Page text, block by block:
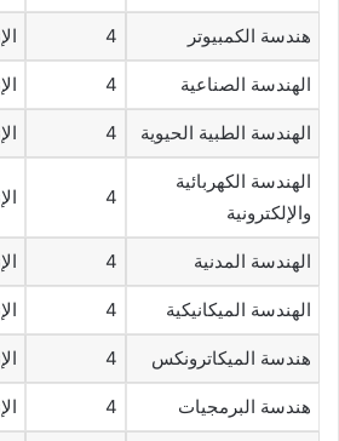
هندسة الكمبيوتر 4
الهندسة الصناعية 4
الهندسة الطبية الحيوية 4
الهندسة الكهربائية
والإلكترونية
4
الهندسة المدنية 4
الهندسة الميكانيكية 4
هندسة الميكاترونكس 4
هندسة البرمجيات 4